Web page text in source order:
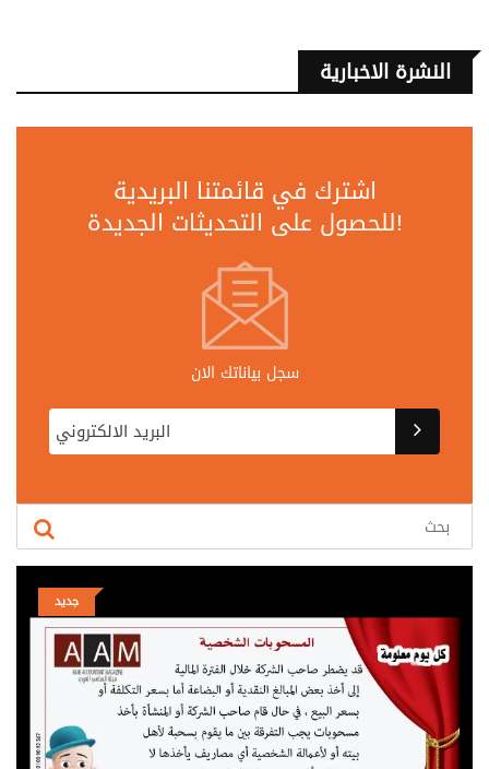
النشرة الاخبارية
اشترك في قائمتنا البريدية
للحصول على التحديثات الجديدة!
سجل بياناتك الان
جديد